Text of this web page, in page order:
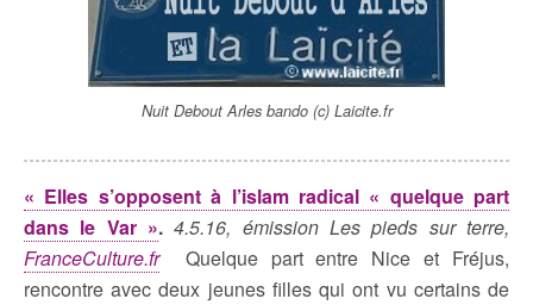
Nuit Debout Arles bando (c) Laicite.fr
« Elles s’opposent à l’islam radical « quelque part
dans le Var ». 4.5.16, émission Les pieds sur terre,
FranceCulture.fr
Quelque part entre Nice et Fréjus,
rencontre avec deux jeunes filles qui ont vu certains de